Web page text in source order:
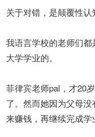
关于对错，是颠覆性认
我语言学校的老师们
大学学业的。
菲律宾老师pal，才20
了。然而她因为父母
来赚钱，再继续完成学